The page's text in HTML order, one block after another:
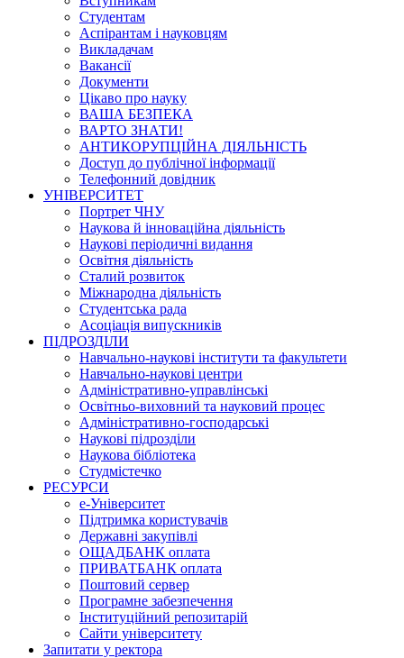
Студентам
Аспірантам і науковцям
Викладачам
Вакансії
Документи
Цікаво про науку
ВАША БЕЗПЕКА
ВАРТО ЗНАТИ!
АНТИКОРУПЦІЙНА ДІЯЛЬНІСТЬ
Доступ до публічної інформації
Телефонний довідник
УНІВЕРСИТЕТ
Портрет ЧНУ
Наукова й інноваційна діяльність
Наукові періодичні видання
Освітня діяльність
Сталий розвиток
Міжнародна діяльність
Студентська рада
Асоціація випускників
ПІДРОЗДІЛИ
Навчально-наукові інститути та факультети
Навчально-наукові центри
Адміністративно-управлінські
Освітньо-виховний та науковий процес
Адміністративно-господарські
Наукові підрозділи
Наукова бібліотека
Студмістечко
РЕСУРСИ
е-Університет
Підтримка користувачів
Державні закупівлі
ОЩАДБАНК оплата
ПРИВАТБАНК оплата
Поштовий сервер
Програмне забезпечення
Інституційний репозитарій
Сайти університету
Запитати у ректора